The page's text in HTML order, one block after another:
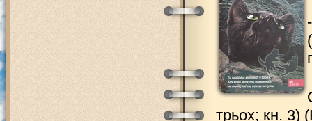
трьох; кн. 3)